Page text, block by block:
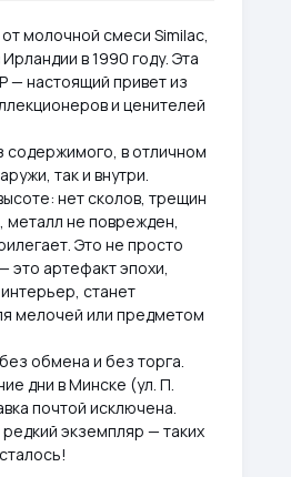
молочной смеси Similac,
в 1990 году. Эта
— настоящий привет из
и ценителей
содержимого, в отличном
так и внутри.
нет сколов, трещин
металл не поврежден,
Это не просто
это артефакт эпохи,
станет
мелочей или предметом
обмена и без торга.
дни в Минске (ул. П.
почтой исключена.
экземпляр — таких